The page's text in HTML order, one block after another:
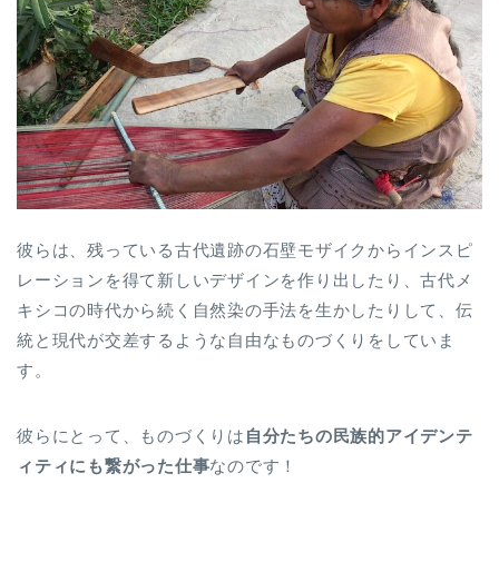
彼らは、残っている古代遺跡の石壁モザイクからインスピ
レーションを得て新しいデザインを作り出したり、古代メ
キシコの時代から続く自然染の手法を生かしたりして、伝
統と現代が交差するような自由なものづくりをしていま
す。
彼らにとって、ものづくりは 自分たちの民族的アイデンテ
ィティにも繋がった仕事なのです！